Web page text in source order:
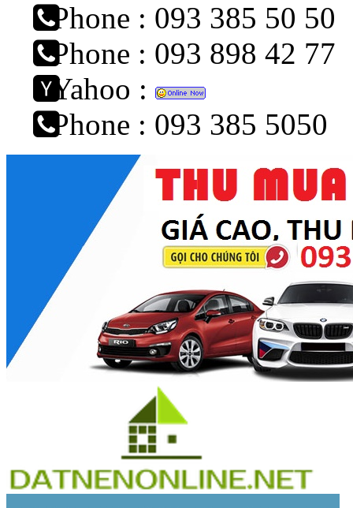
Phone : 093 385 50 50
Phone : 093 898 42 77
Yahoo :
Phone : 093 385 5050